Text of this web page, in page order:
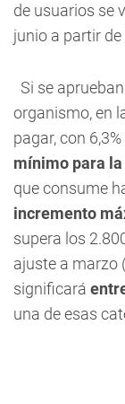
de usuarios se
junio a partir de
Si se
organismo, en
pagar, con
mínimo para
que consume
incremento
supera los
ajuste a marzo
significará
una de esas